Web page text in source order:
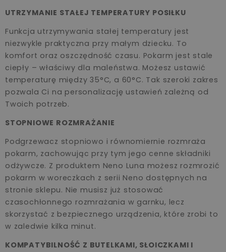
UTRZYMANIE STAŁEJ TEMPERATURY POSIŁKU
Funkcja utrzymywania stałej temperatury jest
niezwykle praktyczna przy małym dziecku. To
komfort oraz oszczędność czasu. Pokarm jest stale
ciepły – właściwy dla maleństwa. Możesz ustawić
temperaturę między 35°C, a 60°C. Tak szeroki zakres
pozwala Ci na personalizację ustawień zależną od
Twoich potrzeb.
STOPNIOWE ROZMRAŻANIE
Podgrzewacz stopniowo i równomiernie rozmraża
pokarm, zachowując przy tym jego cenne składniki
odżywcze. Z produktem Neno Luna możesz rozmrozić
pokarm w woreczkach z serii Neno dostępnych na
stronie sklepu. Nie musisz już stosować
czasochłonnego rozmrażania w garnku, lecz
skorzystać z bezpiecznego urządzenia, które zrobi to
w zaledwie kilka minut.
KOMPATYBILNOŚĆ Z BUTELKAMI, SŁOICZKAMI I